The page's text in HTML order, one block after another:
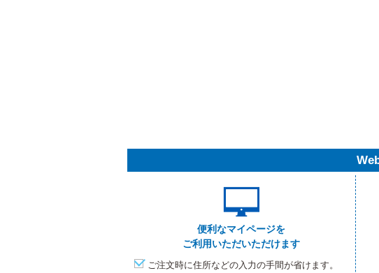
便利なマイページを
ご利用いただいただけます
ご注文時に住所などの入力の手間が省けます。